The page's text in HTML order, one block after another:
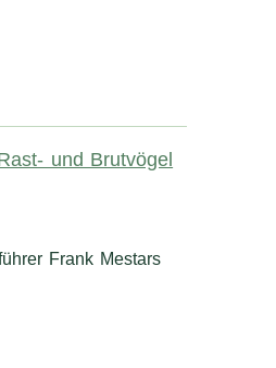
und Brutvögel
Frank Mestars